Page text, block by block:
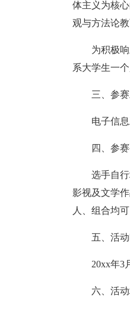
体主义为核
观与方法论
为积极
系大学生一
三、参
电子信
四、参
选手自
影视及文学
人、组合均可
五、活
20xx年3
六、活